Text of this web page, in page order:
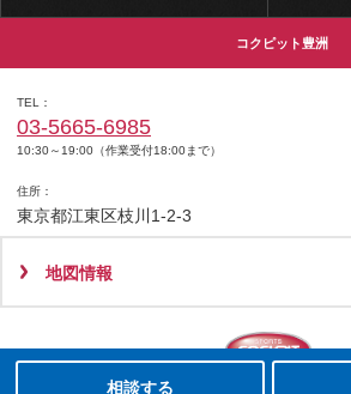
コクピット豊洲
TEL
03-5665-6985
10:30～19:00（作業受付18:00まで）
住所
東京都江東区枝川1-2-3
地図情報
Copyright(C)2008-2022 COCKPIT
相談する